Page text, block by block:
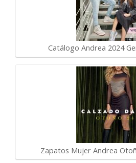
Catálogo Andrea 2024
Zapatos Mujer Andrea